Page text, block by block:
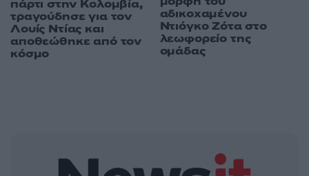
πάρτι στην Κολομβία,
τραγούδησε για τον
Λουίς Ντίας και
αποθεώθηκε από τον
κόσμο
αδικοχαμένου
Ντιόγκο Ζότα στο
λεωφορείο της
ομάδας